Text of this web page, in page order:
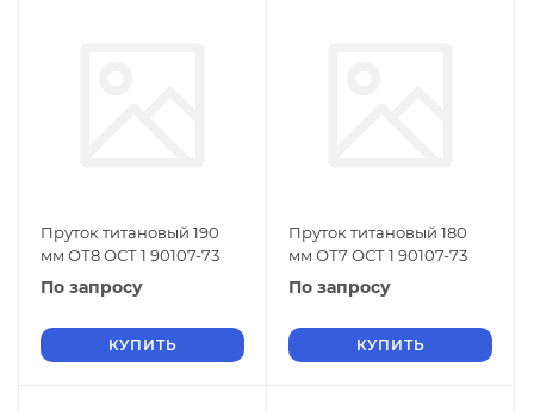
Пруток титановый 190
мм ОТ8 ОСТ 1 90107-73
По запросу
КУПИТЬ
Пруток титановый 180
мм ОТ7 ОСТ 1 90107-73
По запросу
КУПИТЬ